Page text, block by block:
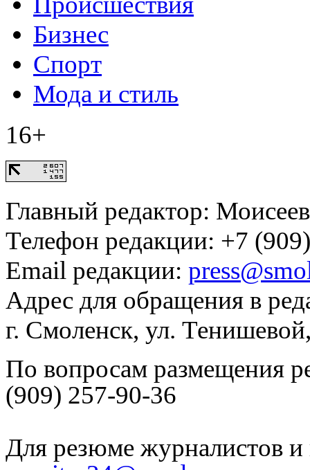
Бизнес
Спорт
Мода и стиль
16+
Главный редактор:
Телефон редакции: +7
Email редакции:
Адрес для обращения в
г. Смоленск, ул.
По вопросам размещения
(909) 257-90-36
Для резюме журналистов и